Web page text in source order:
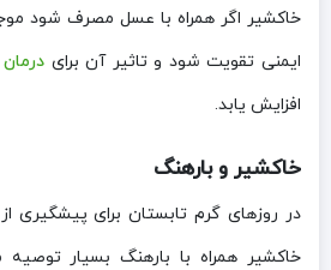
خاکشیر اگر همراه با عسل مصرف شود
ایمنی تقویت شود و تاثیر آن برای
افزایش یابد.
خاکشیر و بارهنگ
در روزهای گرم تابستان برای
خاکشیر همراه با بارهنگ بسیار